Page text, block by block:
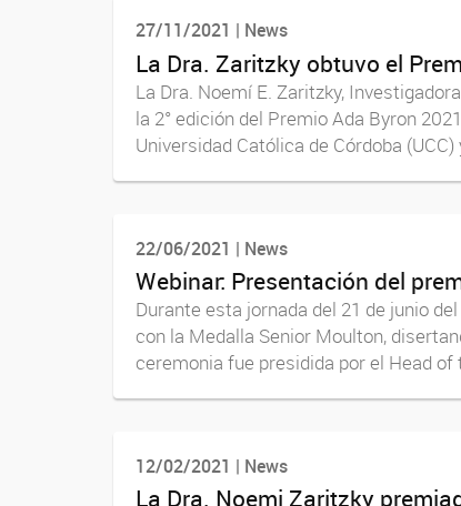
27/11/2021 | News
La Dra. Zaritzky obtuvo el
La Dra. Noemí E. Zaritzky,
la 2° edición del Premio Ada Byron
Universidad Católica de Córdoba (UCC)
22/06/2021 | News
Webinar: Presentación del
Durante esta jornada del 21 de junio
con la Medalla Senior Moulton,
ceremonia fue presidida por el Head of
12/02/2021 | News
La Dra. Noemi Zaritzky